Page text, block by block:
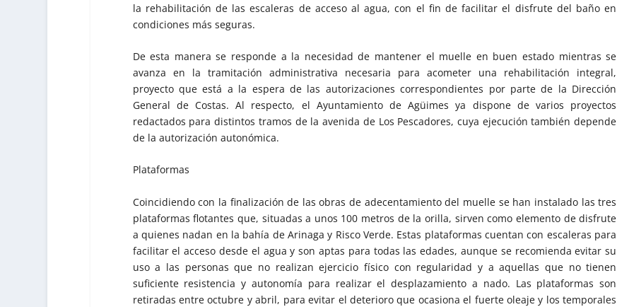
la rehabilitación de las escaleras de acceso al agua, con el fin de facilitar el disfrute del baño en
condiciones más seguras.
De esta manera se responde a la necesidad de mantener el muelle en buen estado mientras se
avanza en la tramitación administrativa necesaria para acometer una rehabilitación integral,
proyecto que está a la espera de las autorizaciones correspondientes por parte de la Dirección
General de Costas. Al respecto, el Ayuntamiento de Agüimes ya dispone de varios proyectos
redactados para distintos tramos de la avenida de Los Pescadores, cuya ejecución también depende
de la autorización autonómica.
Plataformas
Coincidiendo con la finalización de las obras de adecentamiento del muelle se han instalado las tres
plataformas flotantes que, situadas a unos 100 metros de la orilla, sirven como elemento de disfrute
a quienes nadan en la bahía de Arinaga y Risco Verde. Estas plataformas cuentan con escaleras para
facilitar el acceso desde el agua y son aptas para todas las edades, aunque se recomienda evitar su
uso a las personas que no realizan ejercicio físico con regularidad y a aquellas que no tienen
suficiente resistencia y autonomía para realizar el desplazamiento a nado. Las plataformas son
retiradas entre octubre y abril, para evitar el deterioro que ocasiona el fuerte oleaje y los temporales